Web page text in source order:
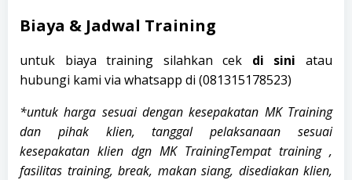
Biaya & Jadwal Training
untuk biaya training silahkan cek di sini atau
hubungi kami via whatsapp di (081315178523)
*untuk harga sesuai dengan kesepakatan MK Training
dan pihak klien, tanggal pelaksanaan sesuai
kesepakatan klien dgn MK TrainingTempat training ,
fasilitas training, break, makan siang, disediakan klien,